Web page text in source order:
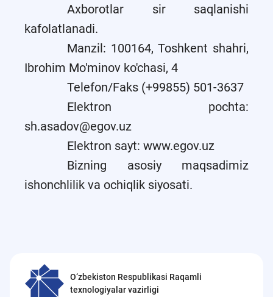
Axborotlar sir saqlanishi
kafolatlanadi.
Manzil: 100164, Toshkent shahri,
Ibrohim Mo'minov ko'chasi, 4
Telefon/Faks (+99855) 501-3637
Elektron pochta:
sh.asadov@egov.uz
Elektron sayt: www.egov.uz
Bizning asosiy maqsadimiz
ishonchlilik va ochiqlik siyosati.
O‘zbekiston Respublikasi Raqamli
texnologiyalar vazirligi